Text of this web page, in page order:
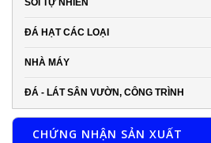
SỎI TỰ NHIÊN
ĐÁ HẠT CÁC LOẠI
NHÀ MÁY
ĐÁ - LÁT SÂN VƯỜN, CÔNG TRÌNH
CHỨNG NHẬN SẢN XUẤT